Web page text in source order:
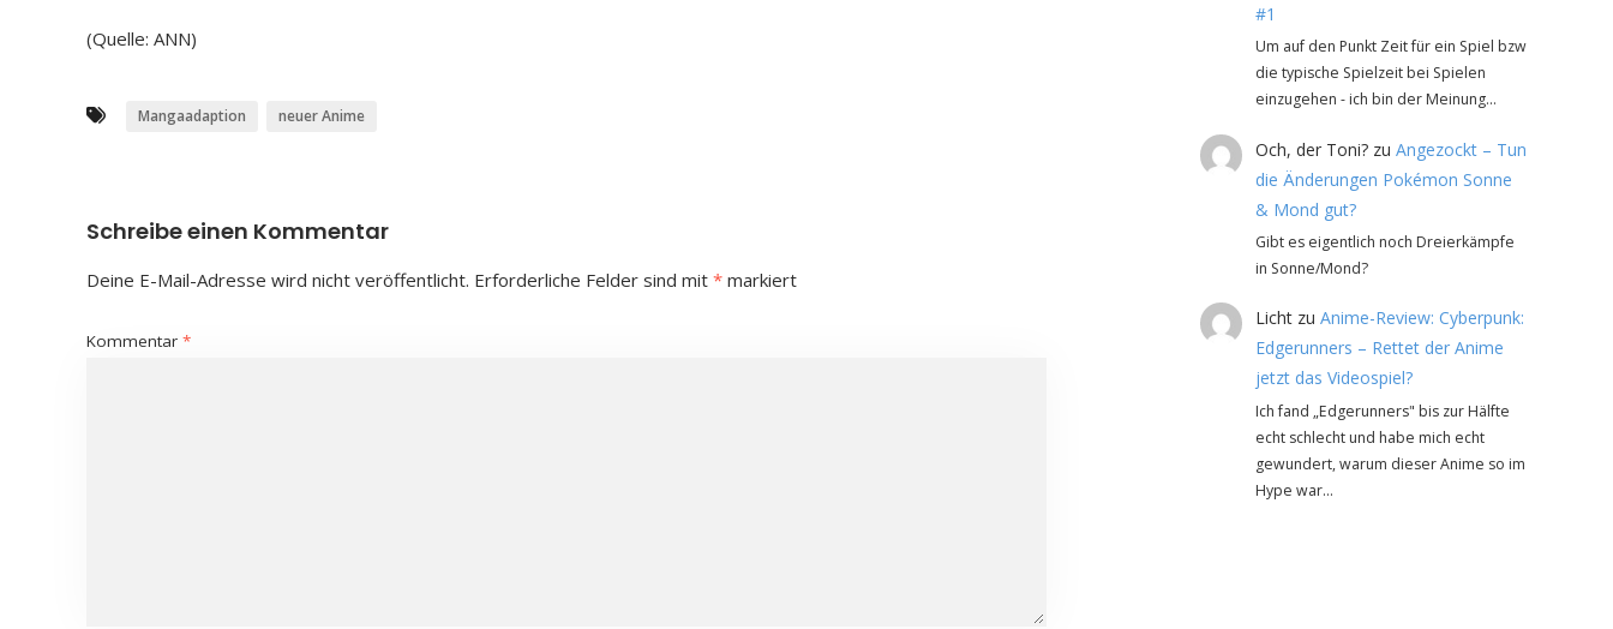
(Quelle: ANN)
Mangaadaption neuer Anime
Schreibe einen Kommentar
Deine E-Mail-Adresse wird nicht veröffentlicht. Erforderliche Felder sind mit * markiert
Kommentar *
#1
Um auf den Punkt Zeit für ein Spiel bzw
die typische Spielzeit bei Spielen
einzugehen - ich bin der Meinung…
Och, der Toni?zu Angezockt – Tun
die Änderungen Pokémon Sonne
& Mond gut?
Gibt es eigentlich noch Dreierkämpfe
in Sonne/Mond?
Lichtzu Anime-Review: Cyberpunk:
Edgerunners – Rettet der Anime
jetzt das Videospiel?
Ich fand „Edgerunners" bis zur Hälfte
echt schlecht und habe mich echt
gewundert, warum dieser Anime so im
Hype war…